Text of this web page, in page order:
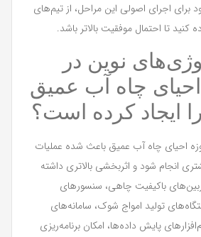
اجرای اصولی این مراحل، از تیم‌های
تا احتمال موفقیت بالاتر باشد.
نوین در
چاه آب عمیق
ایجاد کرده است؟
احیای چاه آب عمیق باعث شده عملیات
انجام شود و اثربخشی بالاتری داشته
باکیفیت چاهی، سنسورهای
تولید امواج شوک، سامانه‌های
پایش داده‌ها، امکان برنامه‌ریزی